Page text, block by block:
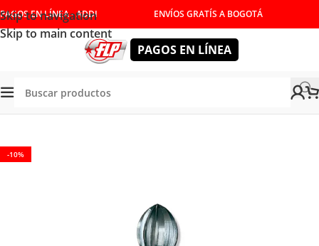
Skip to navigation
Skip to main content
PAGOS EN LÍNEA - ADDI ENVÍOS GRATÍS A BOGOTÁ
PAGOS EN LÍNEA
Tienda/ACCESORIOS
-10%